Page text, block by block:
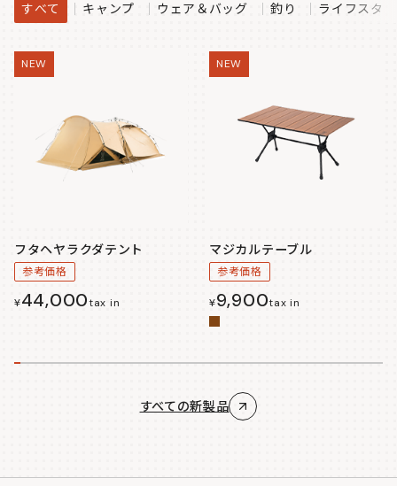
すべて キャンプ ウェア＆バッグ 釣り ライフスタ
NEW
フタヘヤラクダテント
参考価格
¥44,000tax in
NEW
マジカルテーブル
参考価格
¥9,900tax in
すべての新製品